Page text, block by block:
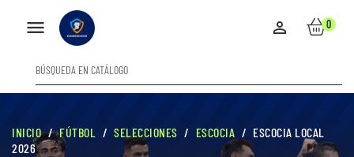
 0

INICIO FÚTBOL SELECCIONES ESCOCIA
ESCOCIA LOCAL
2026